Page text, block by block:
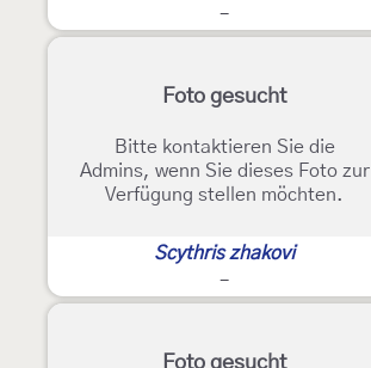
-
Foto gesucht
Bitte kontaktieren Sie die
Admins, wenn Sie dieses Foto zur
Verfügung stellen möchten.
Scythris zhakovi
-